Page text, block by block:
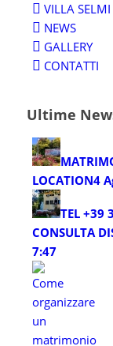
VILLA SELMI
NEWS
GALLERY
CONTATTI
Ultime
LOCATION4
TEL +39
CONSULTA
7:47